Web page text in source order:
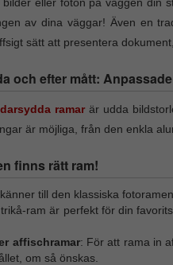
av dina väggar! Även en
sätt att presentera
och efter mått:
ramar är udda
är möjliga, från den enkla
finns rätt ram!
till den klassiska
ram är perfekt för din
affischramar: För att rama in
om så önskas.